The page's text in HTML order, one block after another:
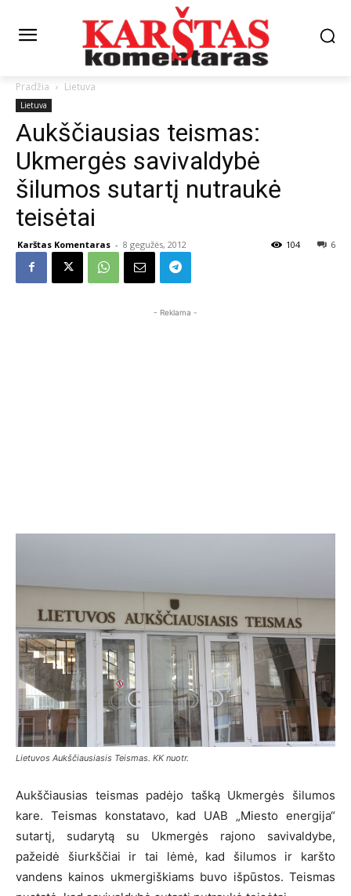
Pradžia Lietuva
Lietuva
Aukščiausias teismas:
Ukmergės savivaldybė
šilumos sutartį nutraukė
teisėtai
Karštas Komentaras - 8 gegužės, 2012 6
104
- Reklama -
Lietuvos Aukščiausiasis Teismas. KK nuotr.
Aukščiausias teismas padėjo tašką Ukmergės šilumos
kare. Teismas konstatavo, kad UAB „Miesto energija“
sutartį, sudarytą su Ukmergės rajono savivaldybe,
pažeidė šiurkščiai ir tai lėmė, kad šilumos ir karšto
vandens kainos ukmergiškiams buvo išpūstos. Teismas